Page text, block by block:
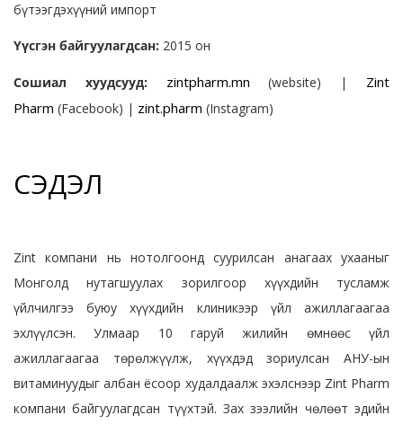
бүтээгдэхүүний импорт
Үүсгэн байгуулагдсан: 2015 он
Сошиал хуудсууд: zintpharm.mn (website) | Zint
Pharm (Facebook) | zint.pharm (Instagram)
СЭДЭЛ
Zint компани нь нотолгоонд суурилсан анагаах ухааныг
Монголд нутагшуулах зорилгоор хүүхдийн тусламж
үйлчилгээ буюу хүүхдийн клиникээр үйл ажиллагаагаа
эхлүүлсэн. Улмаар 10 гаруй жилийн өмнөөс үйл
ажиллагаагаа төрөлжүүлж, хүүхдэд зориулсан АНУ-ын
витаминуудыг албан ёсоор худалдаалж эхэлснээр Zint Pharm
компани байгуулагдсан түүхтэй. Зах зээлийн чөлөөт эдийн